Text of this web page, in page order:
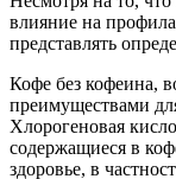
влияние на
представлять
Кофе без кофеина,
преимуществами
Хлорогеновая
содержащиеся в
здоровье, в